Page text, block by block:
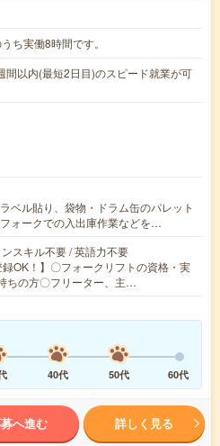
ち実働8時間です。
間以内(最短2日目)のスピード就業が可
ベル貼り、袋物・ドラム缶のパレット
ォークでの入出庫作業などを…
スキル不要 / 英語力不要
録OK！】〇フォークリフトの資格・実
ちの方〇フリーター、主…
40代 50代 60代
へ進む 詳しく見る